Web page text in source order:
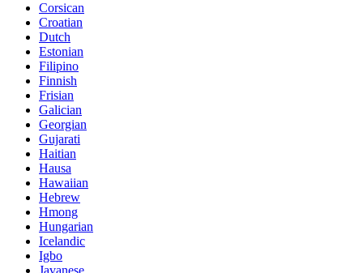
Corsican
Croatian
Dutch
Estonian
Filipino
Finnish
Frisian
Galician
Georgian
Gujarati
Haitian
Hausa
Hawaiian
Hebrew
Hmong
Hungarian
Icelandic
Igbo